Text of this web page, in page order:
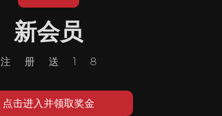
新会员
注册送18
点击进入并领取奖金